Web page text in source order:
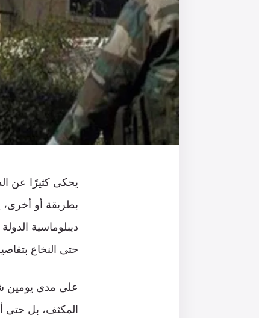
يحكى كثيرًا عن
بطريقة أو أخرى،
ديبلوماسية
حتى النخاع
على مدى يومين
المكثف، بل حتى